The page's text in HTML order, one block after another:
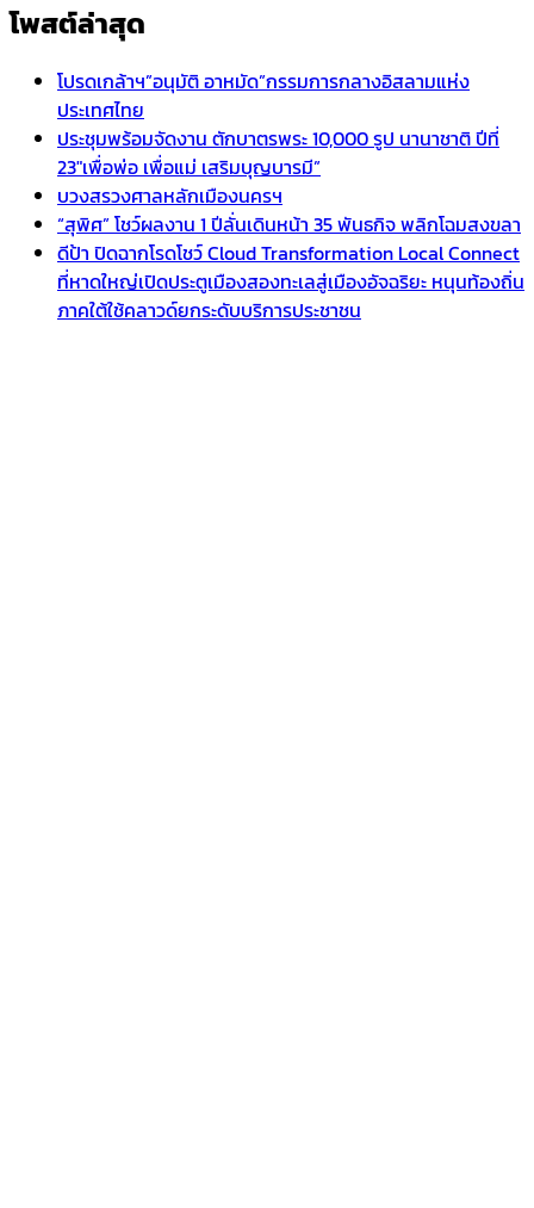
โพสต์ล่าสุด
โปรดเกล้าฯ”อนุมัติ อาหมัด”กรรมการกลางอิสลามแห่ง
ประเทศไทย
ประชุมพร้อมจัดงาน ตักบาตรพระ 10,000 รูป นานาชาติ ปีที่
23″เพื่อพ่อ เพื่อแม่ เสริมบุญบารมี”
บวงสรวงศาลหลักเมืองนครฯ
“สุพิศ” โชว์ผลงาน 1 ปีลั่นเดินหน้า 35 พันธกิจ พลิกโฉมสงขลา
ดีป้า ปิดฉากโรดโชว์ Cloud Transformation Local Connect
ที่หาดใหญ่เปิดประตูเมืองสองทะเลสู่เมืองอัจฉริยะ หนุนท้องถิ่น
ภาคใต้ใช้คลาวด์ยกระดับบริการประชาชน